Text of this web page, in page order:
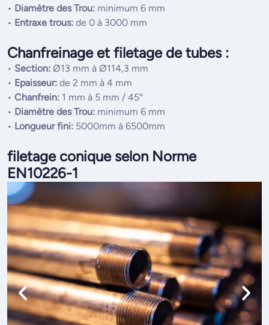
• Diamètre des Trou: minimum 6 mm
• Entraxe trous: de 0 à 3000 mm
Chanfreinage et filetage de tubes :
• Section: Ø13 mm à Ø114,3 mm
• Epaisseur: de 2 mm à 4 mm
• Chanfrein: 1 mm à 5 mm / 45°
• Diamètre des Trou: minimum 6 mm
• Longueur fini: 5000mm à 6500mm
filetage conique selon Norme
EN10226-1